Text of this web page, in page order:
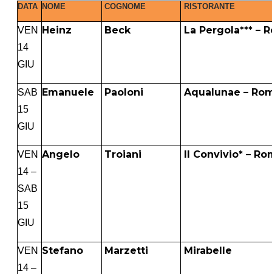
DATA NOME COGNOME RISTORANTE
VEN
14
GIU
Heinz Beck La Pergola*** –
SAB
15
GIU
Emanuele Paoloni Aqualunae –
VEN
14 –
SAB
15
GIU
Angelo Troiani Il Convivio* –
VEN
14 –
Stefano Marzetti Mirabelle